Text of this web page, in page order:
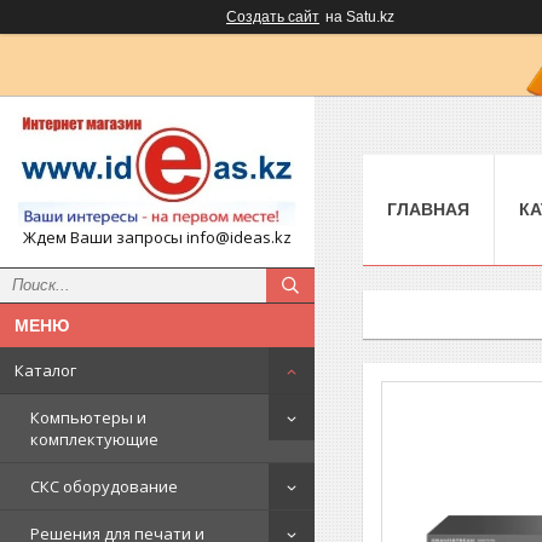
Создать сайт на Satu.kz
Ждем Ваши запросы info@ideas.kz
Каталог
Компьютеры и
комплектующие
СКС оборудование
Решения для печати и
ГЛАВНАЯ